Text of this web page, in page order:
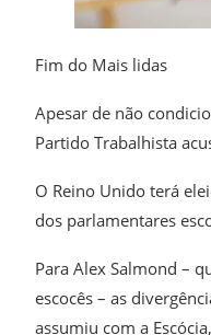
Fim do Mais lidas
Apesar de não
Partido Trabalhista
O Reino Unido terá
dos parlamentares
Para Alex Salmond –
escocês – as
assumiu com a